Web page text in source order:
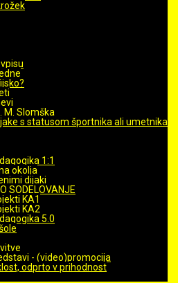
M. Slomška
s statusom športnika ali umetnika
1:1
okolja
dijaki
SODELOVANJE
KA1
KA2
5.0
- (video)promocija
odprto v prihodnost